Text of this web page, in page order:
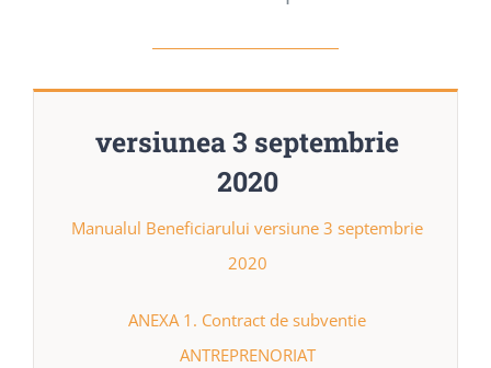
versiunea 3 septembrie
2020
Manualul Beneficiarului versiune 3 septembrie
2020
ANEXA 1. Contract de subventie
ANTREPRENORIAT